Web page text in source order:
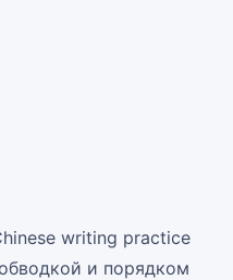
writing practice
и порядком